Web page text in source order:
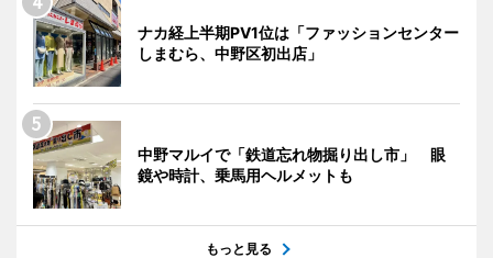
ナカ経上半期PV1位は「ファッションセンター
しまむら、中野区初出店」
中野マルイで「鉄道忘れ物掘り出し市」 眼
鏡や時計、乗馬用ヘルメットも
もっと見る